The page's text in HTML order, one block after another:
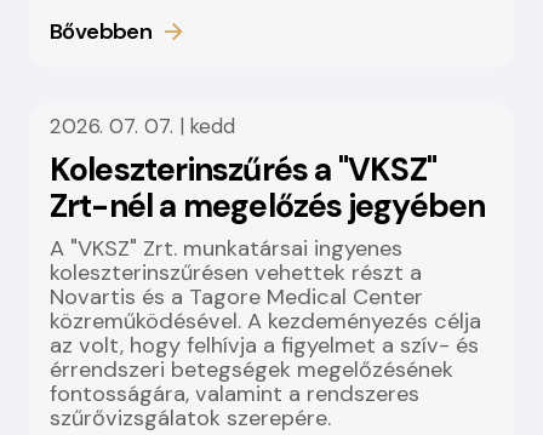
Bővebben
2026. 07. 07. | kedd
Koleszterinszűrés a "VKSZ"
Zrt-nél a megelőzés jegyében
A "VKSZ" Zrt. munkatársai ingyenes
koleszterinszűrésen vehettek részt a
Novartis és a Tagore Medical Center
közreműködésével. A kezdeményezés célja
az volt, hogy felhívja a figyelmet a szív- és
érrendszeri betegségek megelőzésének
fontosságára, valamint a rendszeres
szűrővizsgálatok szerepére.